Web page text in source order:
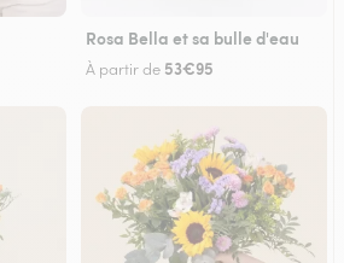
Rosa Bella et sa bulle d'eau
À partir de 53€95